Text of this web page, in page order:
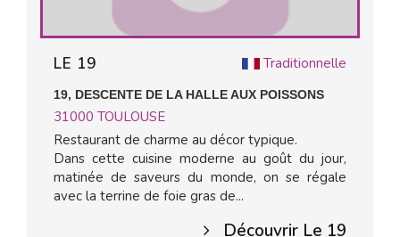
Traditionnelle
LE 19
19, DESCENTE DE LA HALLE AUX POISSONS
31000 TOULOUSE
Restaurant de charme au décor typique.
Dans cette cuisine moderne au goût du jour,
matinée de saveurs du monde, on se régale
avec la terrine de foie gras de...
Découvrir Le 19